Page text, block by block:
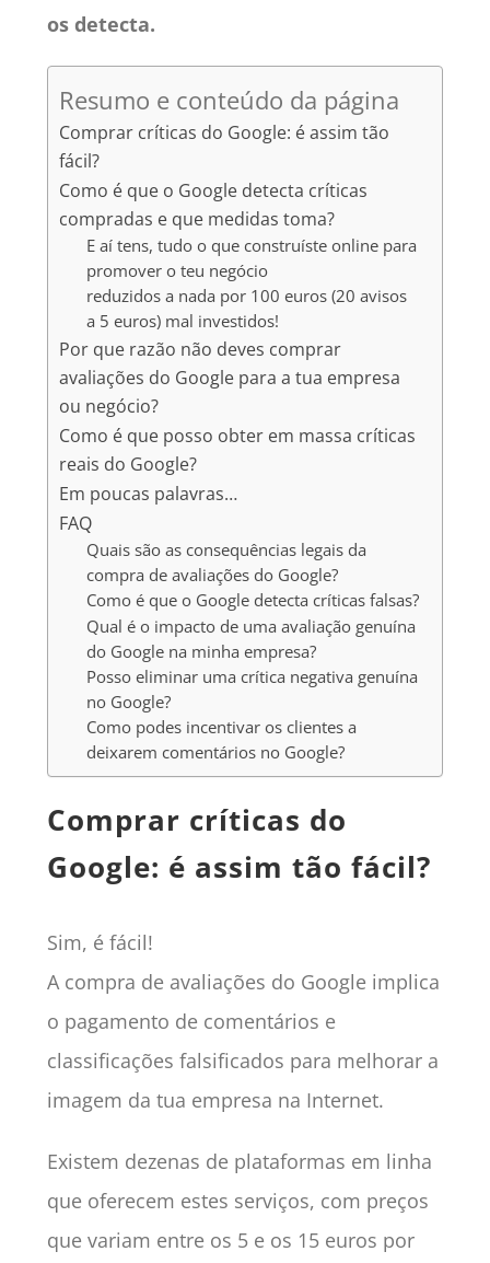
os detecta.
Resumo e conteúdo da página
Comprar críticas do Google: é assim tão
fácil?
Como é que o Google detecta críticas
compradas e que medidas toma?
E aí tens, tudo o que construíste online para
promover o teu negócio
reduzidos a nada por 100 euros (20 avisos
a 5 euros) mal investidos!
Por que razão não deves comprar
avaliações do Google para a tua empresa
ou negócio?
Como é que posso obter em massa críticas
reais do Google?
Em poucas palavras…
FAQ
Quais são as consequências legais da
compra de avaliações do Google?
Como é que o Google detecta críticas falsas?
Qual é o impacto de uma avaliação genuína
do Google na minha empresa?
Posso eliminar uma crítica negativa genuína
no Google?
Como podes incentivar os clientes a
deixarem comentários no Google?
Comprar críticas do
Google: é assim tão fácil?
Sim, é fácil!
A compra de avaliações do Google implica
o pagamento de comentários e
classificações falsificados para melhorar a
imagem da tua empresa na Internet.
Existem dezenas de plataformas em linha
que oferecem estes serviços, com preços
que variam entre os 5 e os 15 euros por